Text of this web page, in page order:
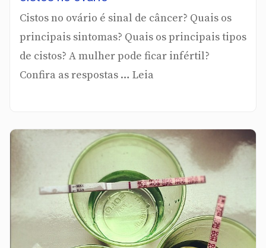
Cistos no ovário é sinal de câncer? Quais os
principais sintomas? Quais os principais tipos
de cistos? A mulher pode ficar infértil?
Confira as respostas … Leia